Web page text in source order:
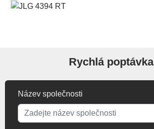
Rychlá poptávka
Název společnosti